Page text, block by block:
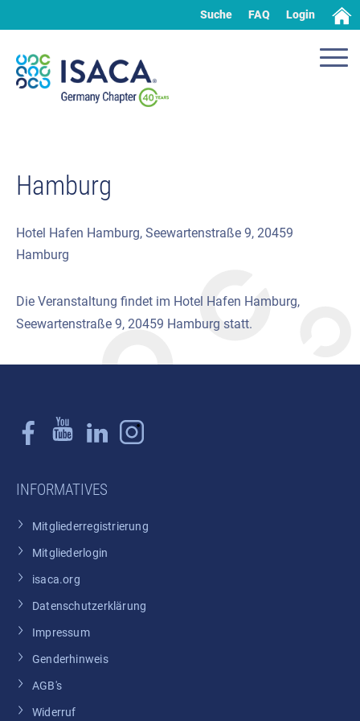
Suche FAQ Login
Hamburg
Hotel Hafen Hamburg, Seewartenstraße 9, 20459
Hamburg
Die Veranstaltung findet im Hotel Hafen Hamburg,
Seewartenstraße 9, 20459 Hamburg statt.
INFORMATIVES
Mitgliederregistrierung
Mitgliederlogin
isaca.org
Datenschutzerklärung
Impressum
Genderhinweis
AGB's
Widerruf